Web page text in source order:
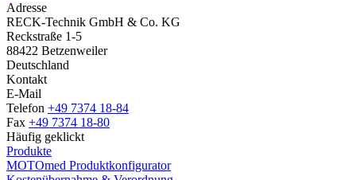
Adresse
RECK-Technik GmbH & Co. KG
Reckstraße 1-5
88422 Betzenweiler
Deutschland
Kontakt
E-Mail
Telefon +49 7374 18-84
Fax +49 7374 18-80
Häufig geklickt
Produkte
MOTOmed Produktkonfigurator